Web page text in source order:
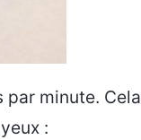
par minute. Cela
: